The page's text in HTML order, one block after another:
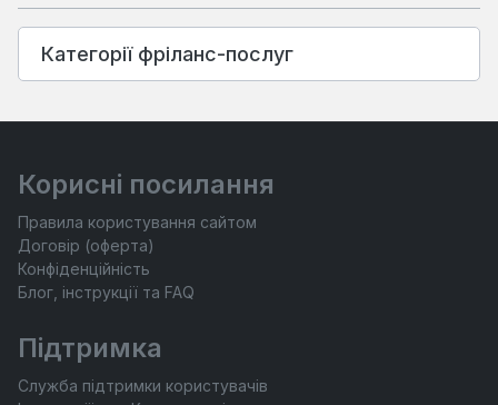
Категорії фріланс-послуг
Корисні посилання
Правила користування сайтом
Договір (оферта)
Конфіденційність
Блог, інструкції та FAQ
Підтримка
Служба підтримки користувачів